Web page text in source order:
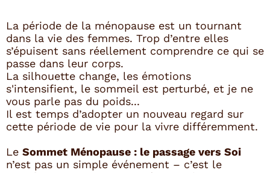
La période de la ménopause est un tournant
dans la vie des femmes. Trop d’entre elles
s’épuisent sans réellement comprendre ce qui se
passe dans leur corps.
La silhouette change, les émotions
s'intensifient, le sommeil est perturbé, et je ne
vous parle pas du poids...
Il est temps d’adopter un nouveau regard sur
cette période de vie pour la vivre différemment.
Le Sommet Ménopause : le passage vers Soi
n’est pas un simple événement – c’est le